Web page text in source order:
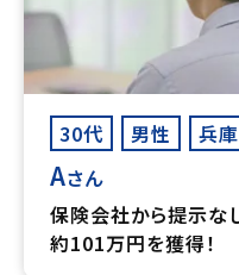
30代 男性 兵
Aさん
保険会社から提示な
約101万円を獲得！